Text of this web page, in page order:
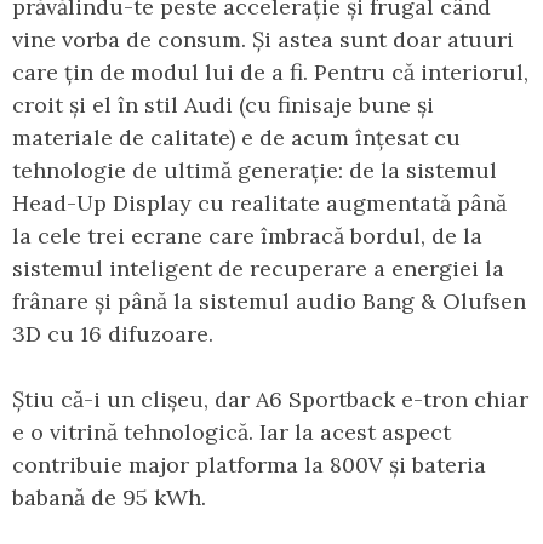
prăvălindu-te peste accelerație și frugal când
vine vorba de consum. Și astea sunt doar atuuri
care țin de modul lui de a fi. Pentru că interiorul,
croit și el în stil Audi (cu finisaje bune și
materiale de calitate) e de acum înțesat cu
tehnologie de ultimă generație: de la sistemul
Head-Up Display cu realitate augmentată până
la cele trei ecrane care îmbracă bordul, de la
sistemul inteligent de recuperare a energiei la
frânare și până la sistemul audio Bang & Olufsen
3D cu 16 difuzoare.
Știu că-i un clișeu, dar A6 Sportback e-tron chiar
e o vitrină tehnologică. Iar la acest aspect
contribuie major platforma la 800V și bateria
babană de 95 kWh.